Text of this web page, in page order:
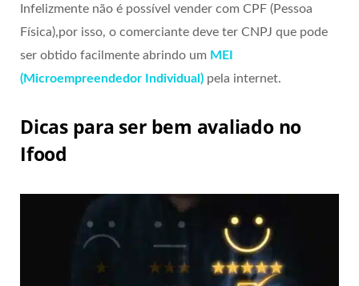
Infelizmente não é possível vender com CPF (Pessoa
Física),por isso, o comerciante deve ter CNPJ que pode
ser obtido facilmente abrindo um MEI
(Microempreendedor Individual) pela internet.
Dicas para ser bem avaliado no
Ifood